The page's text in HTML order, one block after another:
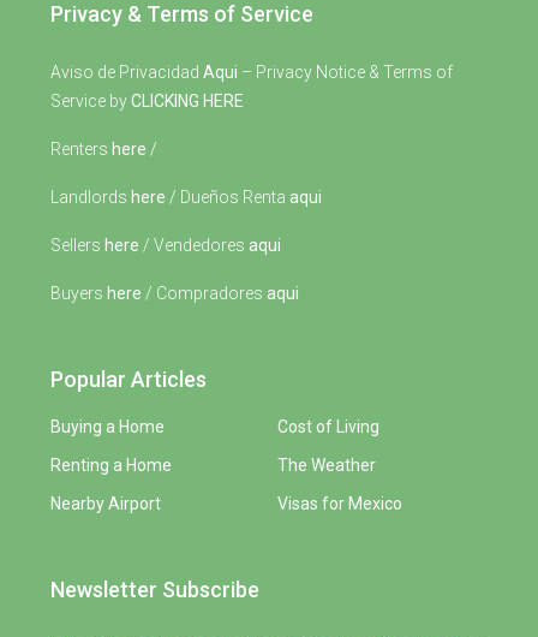
Privacy & Terms of Service
Aviso de Privacidad Aqui – Privacy Notice & Terms of
Service byCLICKING HERE
Renters here /
Landlords here / Dueños Renta aqui
Sellers here / Vendedores aqui
Buyers here / Compradores aqui
Popular Articles
Buying a Home
Renting a Home
Nearby Airport
Cost of Living
The Weather
Visas for Mexico
Newsletter Subscribe